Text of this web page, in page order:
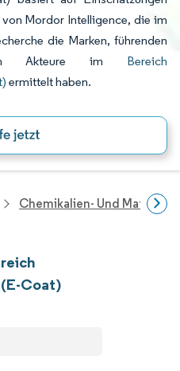
Mordor Intelligence, die im
die Marken, führenden
Akteure im Bereich
ermittelt haben.
Chemikalien- Und
Coat)